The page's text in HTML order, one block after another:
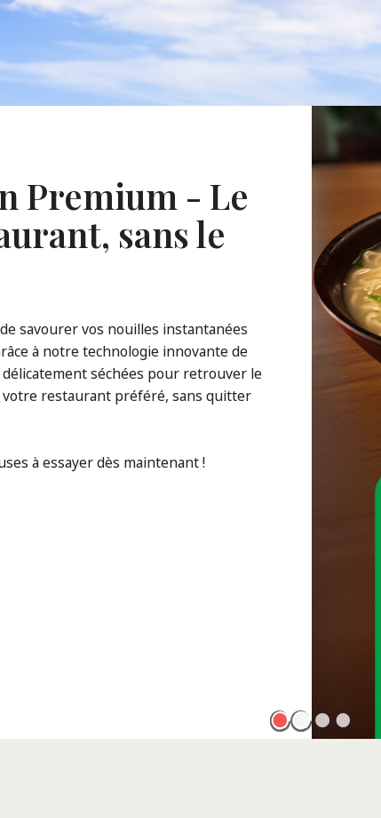
Premium - Le
sans le
savourer vos nouilles instantanées
à notre technologie innovante de
délicatement séchées pour retrouver le
restaurant préféré, sans quitter
à essayer dès maintenant !